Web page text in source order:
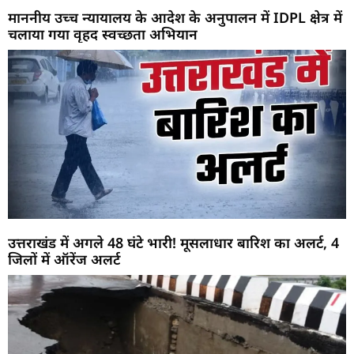
माननीय उच्च न्यायालय के आदेश के अनुपालन में IDPL क्षेत्र में
चलाया गया वृहद स्वच्छता अभियान
उत्तराखंड में अगले 48 घंटे भारी! मूसलाधार बारिश का अलर्ट, 4
जिलों में ऑरेंज अलर्ट